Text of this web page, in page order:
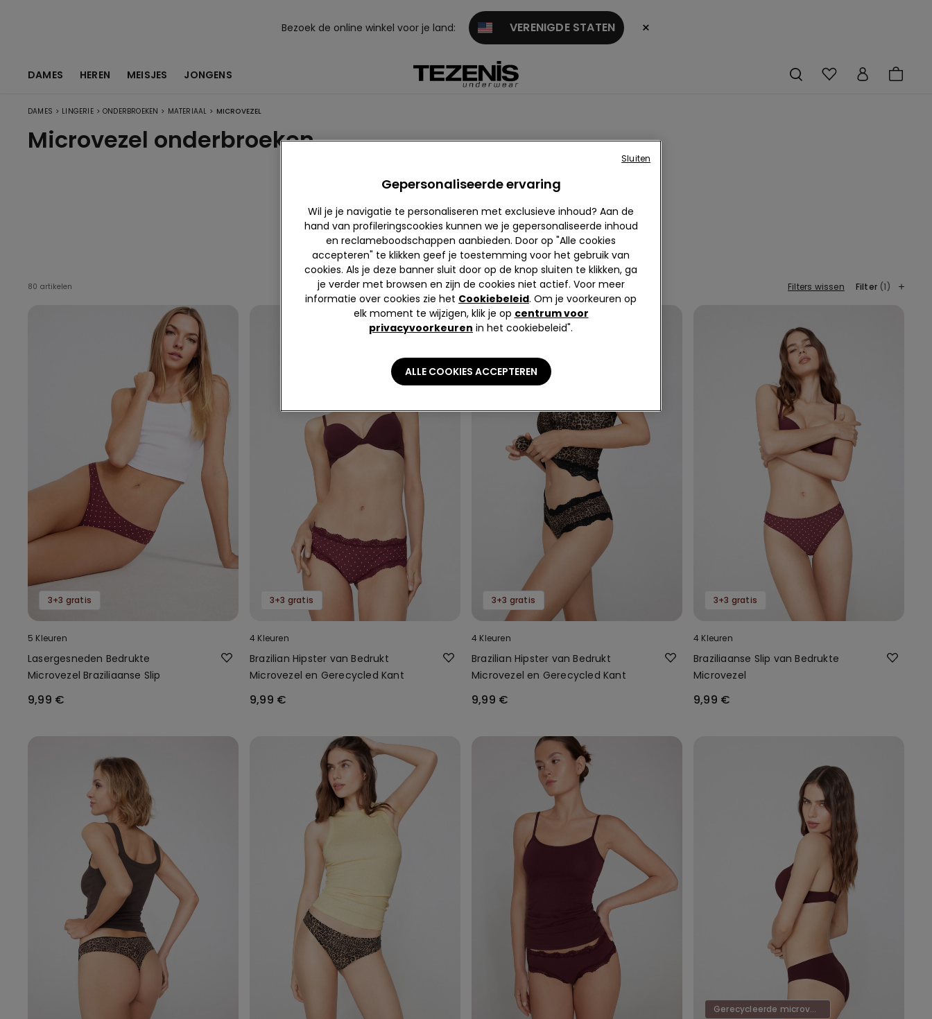
Bezoek de online winkel voor je land: VERENIGDE STATEN ×
DAMES HEREN MEISJES JONGENS
DAMES > LINGERIE > ONDERBROEKEN > MATERIAAL > MICROVEZEL
Microvezel onderbroeken
Kant Katoen
Microveze
Tule
80 artikelen Filters wissen Filter (1)
3+3 gratis
5 Kleuren
Lasergesneden Bedrukte
Microvezel Braziliaanse Slip
9,99 €
3+3 gratis
4 Kleuren
Brazilian Hipster van Bedrukt
Microvezel en Gerecycled Kant
9,99 €
3+3 gratis
4 Kleuren
Brazilian Hipster van Bedrukt
Microvezel en Gerecycled Kant
9,99 €
3+3 gratis
4 Kleuren
Braziliaanse Slip van Bedrukte
Microvezel
9,99 €
Gerecycleerde microvezel
Gepersonaliseerde ervaring
Wil je je navigatie te personaliseren met exclusieve inhoud? Aan de
hand van profileringscookies kunnen we je gepersonaliseerde inhoud
en reclameboodschappen aanbieden. Door op "Alle cookies
accepteren" te klikken geef je toestemming voor het gebruik van
cookies. Als je deze banner sluit door op de knop sluiten te klikken, ga
je verder met browsen en zijn de cookies niet actief. Voor meer
informatie over cookies zie het Cookiebeleid. Om je voorkeuren op
elk moment te wijzigen, klik je op centrum voor
privacyvoorkeuren in het cookiebeleid".
ALLE COOKIES ACCEPTEREN
Sluiten